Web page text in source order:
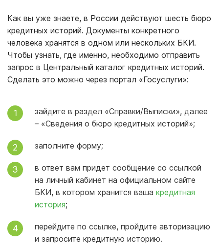
Как вы уже знаете, в России действуют шесть бюро
кредитных историй. Документы конкретного
человека хранятся в одном или нескольких БКИ.
Чтобы узнать, где именно, необходимо отправить
запрос в Центральный каталог кредитных историй.
Сделать это можно через портал «Госуслуги»:
зайдите в раздел «Справки/Выписки», далее
– «Сведения о бюро кредитных историй»;
заполните форму;
в ответ вам придет сообщение со ссылкой
на личный кабинет на официальном сайте
БКИ, в котором хранится ваша кредитная
история;
перейдите по ссылке, пройдите авторизацию
и запросите кредитную историю.